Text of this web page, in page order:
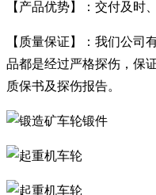
【产品优势】：交付及时
【质量保证】：我们公司
品都是经过严格探伤，保
质保书及探伤报告。